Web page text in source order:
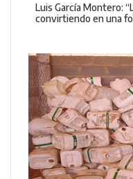
Luis García Montero:
convirtiendo en una